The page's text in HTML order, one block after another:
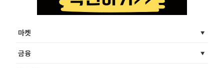
마켓
금융